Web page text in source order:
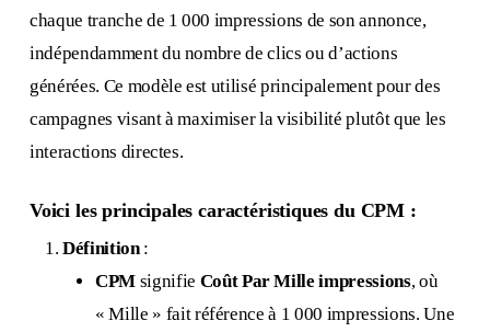
chaque tranche de 1 000 impressions de son annonce,
indépendamment du nombre de clics ou d’actions
générées. Ce modèle est utilisé principalement pour des
campagnes visant à maximiser la visibilité plutôt que les
interactions directes.
Voici les principales caractéristiques du CPM :
Définition:
CPMsignifie Coût Par Mille impressions, où
« Mille » fait référence à 1 000 impressions. Une